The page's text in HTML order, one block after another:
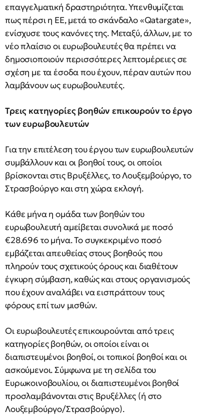
επαγγελματική δραστηριότητα. Υπενθυμίζεται
πως πέρσι η ΕΕ, μετά το σκάνδαλο «Qatargate»,
ενίσχυσε τους κανόνες της. Μεταξύ, άλλων, με το
νέο πλαίσιο οι ευρωβουλευτές θα πρέπει να
δημοσιοποιούν περισσότερες λεπτομέρειες σε
σχέση με τα έσοδα που έχουν, πέραν αυτών που
λαμβάνουν ως ευρωβουλευτές.
Τρεις κατηγορίες βοηθών επικουρούν το έργο
των ευρωβουλευτών
Για την επιτέλεση του έργου των ευρωβουλευτών
συμβάλλουν και οι βοηθοί τους, οι οποίοι
βρίσκονται στις Βρυξέλλες, το Λουξεμβούργο, το
Στρασβούργο και στη χώρα εκλογή.
Κάθε μήνα η ομάδα των βοηθών του
ευρωβουλευτή αμείβεται συνολικά με ποσό
€28.696 το μήνα. Το συγκεκριμένο ποσό
εμβάζεται απευθείας στους βοηθούς που
πληρούν τους σχετικούς όρους και διαθέτουν
έγκυρη σύμβαση, καθώς και στους οργανισμούς
που έχουν αναλάβει να εισπράττουν τους
φόρους επί των μισθών.
Οι ευρωβουλευτές επικουρούνται από τρεις
κατηγορίες βοηθών, οι οποίοι είναι οι
διαπιστευμένοι βοηθοί, οι τοπικοί βοηθοί και οι
ασκούμενοι. Σύμφωνα με τη σελίδα του
Ευρωκοινοβουλίου, οι διαπιστευμένοι βοηθοί
προσλαμβάνονται στις Βρυξέλλες (ή στο
Λουξεμβούργο/Στρασβούργο).